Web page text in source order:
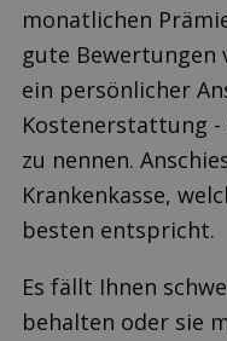
monatlichen
gute Bewertungen
ein persönlicher
Kostenerstattung
zu nennen.
Krankenkasse,
besten entspricht.
Es fällt Ihnen
behalten oder sie